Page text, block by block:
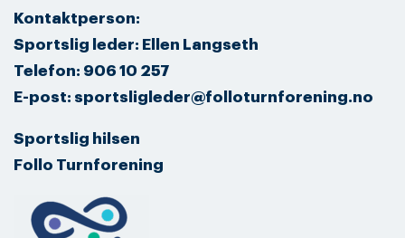
Kontaktperson:
Sportslig leder: Ellen Langseth
Telefon: 906 10 257
E-post: sportsligleder@folloturnforening.no
Sportslig hilsen
Follo Turnforening